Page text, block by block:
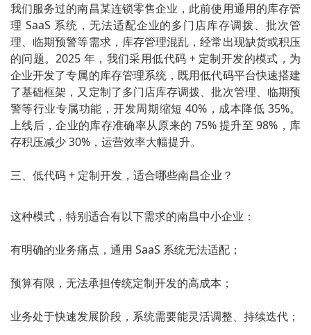
我们服务过的南昌某连锁零售企业，此前使用通用的库存管
理 SaaS 系统，无法适配企业的多门店库存调拨、批次管
理、临期预警等需求，库存管理混乱，经常出现缺货或积压
的问题。2025 年，我们采用低代码 + 定制开发的模式，为
企业开发了专属的库存管理系统，既用低代码平台快速搭建
了基础框架，又定制了多门店库存调拨、批次管理、临期预
警等行业专属功能，开发周期缩短 40%，成本降低 35%。
上线后，企业的库存准确率从原来的 75% 提升至 98%，库
存积压减少 30%，运营效率大幅提升。
三、低代码 + 定制开发，适合哪些南昌企业？
这种模式，特别适合有以下需求的南昌中小企业：
有明确的业务痛点，通用 SaaS 系统无法适配；
预算有限，无法承担传统定制开发的高成本；
业务处于快速发展阶段，系统需要能灵活调整、持续迭代；